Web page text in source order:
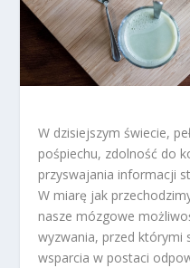
W dzisiejszym świecie,
pośpiechu, zdolność do
przyswajania informacji
W miarę jak
nasze mózgowe
wyzwania, przed którymi
wsparcia w postaci